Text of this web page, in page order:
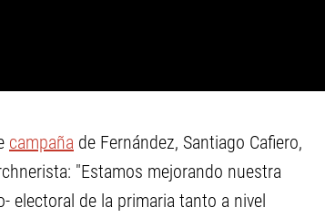
campaña de Fernández, Santiago Cafiero,
"Estamos mejorando nuestra
electoral de la primaria tanto a nivel